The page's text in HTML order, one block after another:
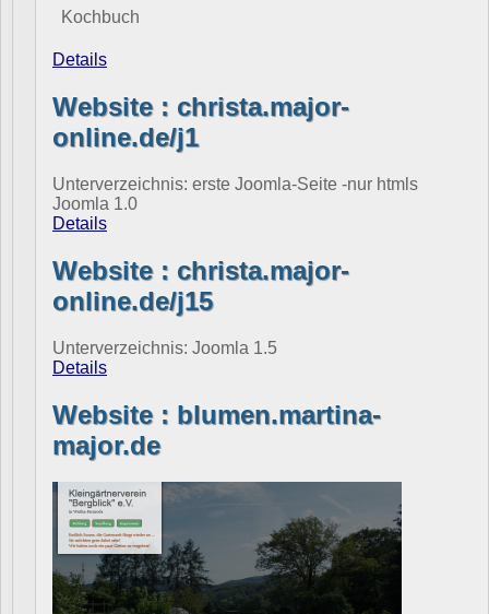
Kochbuch
Details
Website : christa.major-
online.de/j1
Unterverzeichnis: erste Joomla-Seite -nur htmls
Joomla 1.0
Details
Website : christa.major-
online.de/j15
Unterverzeichnis: Joomla 1.5
Details
Website : blumen.martina-
major.de